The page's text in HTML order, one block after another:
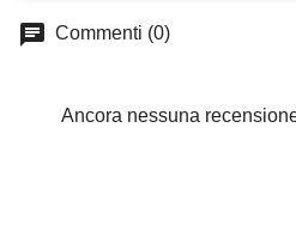
chat Commenti (0)
Ancora nessuna